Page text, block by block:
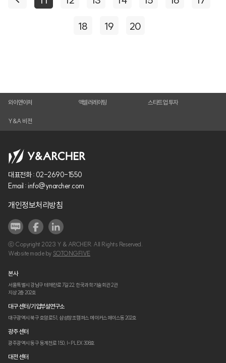
18 19 20
와이앤아처 액셀러레이팅 스타트업 투자
Y&A 비전
대표전화 : 02-2690-1550
Email : info@ynarcher.com
개인정보처리방침
ⓒ Copyright 2023 Y & ARCHER. All Rights Reserved.
Website made by SOTONGFIVE
본사
서울특별시 강남구 테헤란로 7길 22, 한국과학기술회관 2관
지상 2층 202호
대구 센터/기업부설연구소
대구광역시 북구 호암로51, 삼성창조캠퍼스 메이커스페이스동 202호
광주 센터
광주광역시 동구 동계천로 150, I-PLEX 308호
대전 센터